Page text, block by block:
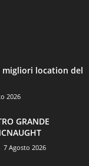
migliori location del
2026
GRANDE
7 Agosto 2026